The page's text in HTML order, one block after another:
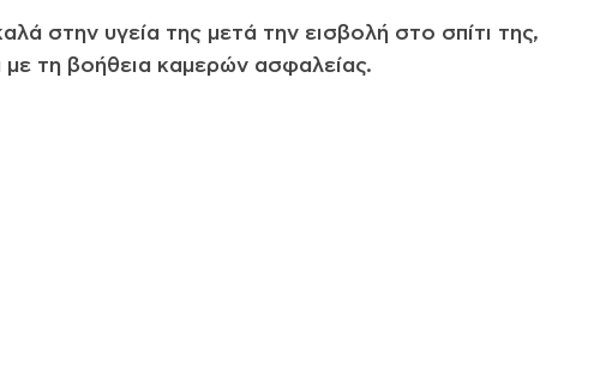
στην υγεία της μετά την εισβολή στο σπίτι της,
τη βοήθεια καμερών ασφαλείας.